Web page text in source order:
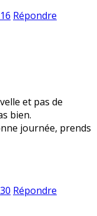
Répondre
et pas de
bien.
journée, prends
Répondre